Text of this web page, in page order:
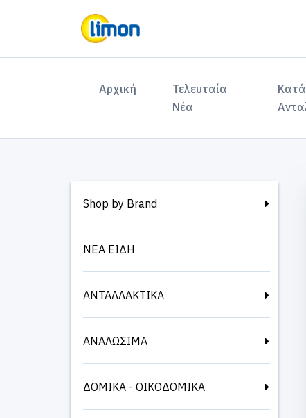
Αρχική (current)Τελευταία
Νέα
Shop by Brand
ΝΕΑ ΕΙΔΗ
ΑΝΤΑΛΛΑΚΤΙΚΑ
ΑΝΑΛΩΣΙΜΑ
ΔΟΜΙΚΑ - ΟΙΚΟΔΟΜΙΚΑ